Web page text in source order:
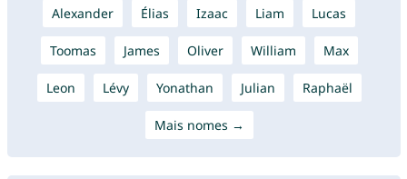
Alexander Élias Izaac Liam Lucas
Toomas James Oliver William Max
Leon Lévy Yonathan Julian Raphaël
Mais nomes →